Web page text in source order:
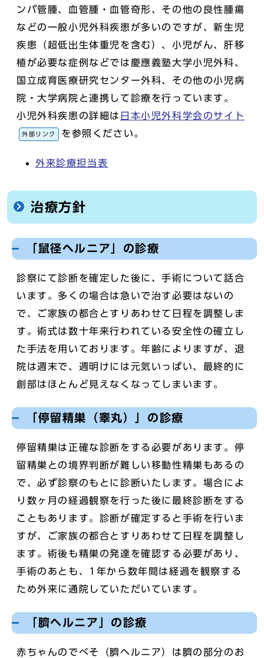
ンパ管腫、血管腫・血管奇形、その他の良性腫瘍
などの一般小児外科疾患が多いのですが、新生児
疾患（超低出生体重児を含む）、小児がん、肝移
植が必要な症例などでは慶應義塾大学小児外科、
国立成育医療研究センター外科、その他の小児病
院・大学病院と連携して診療を行っています。
小児外科疾患の詳細は 日本小児外科学会のサイト
外部リンク を参照ください。
外来診療担当表
治療方針
「鼠径ヘルニア」の診療
診察にて診断を確定した後に、手術について話合
います。多くの場合は急いで治す必要はないの
で、ご家族の都合とすりあわせて日程を調整しま
す。術式は数十年来行われている安全性の確立し
た手法を用いております。年齢によりますが、退
院は週末で、週明けには元気いっぱい、最終的に
創部はほとんど見えなくなってしまいます。
「停留精巣（睾丸）」の診療
停留精巣は正確な診断をする必要があります。停
留精巣との境界判断が難しい移動性精巣もあるの
で、必ず診察のもとに診断いたします。場合によ
り数ヶ月の経過観察を行った後に最終診断をする
こともあります。診断が確定すると手術を行いま
すが、ご家族の都合とすりあわせて日程を調整し
ます。術後も精巣の発達を確認する必要があり、
手術のあとも、1年から数年間は経過を観察する
ため外来に通院していただいています。
「臍ヘルニア」の診療
赤ちゃんのでべそ（臍ヘルニア）は臍の部分のお